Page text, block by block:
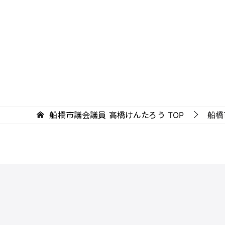
船橋市議会議員 高橋けんたろう TOP 船